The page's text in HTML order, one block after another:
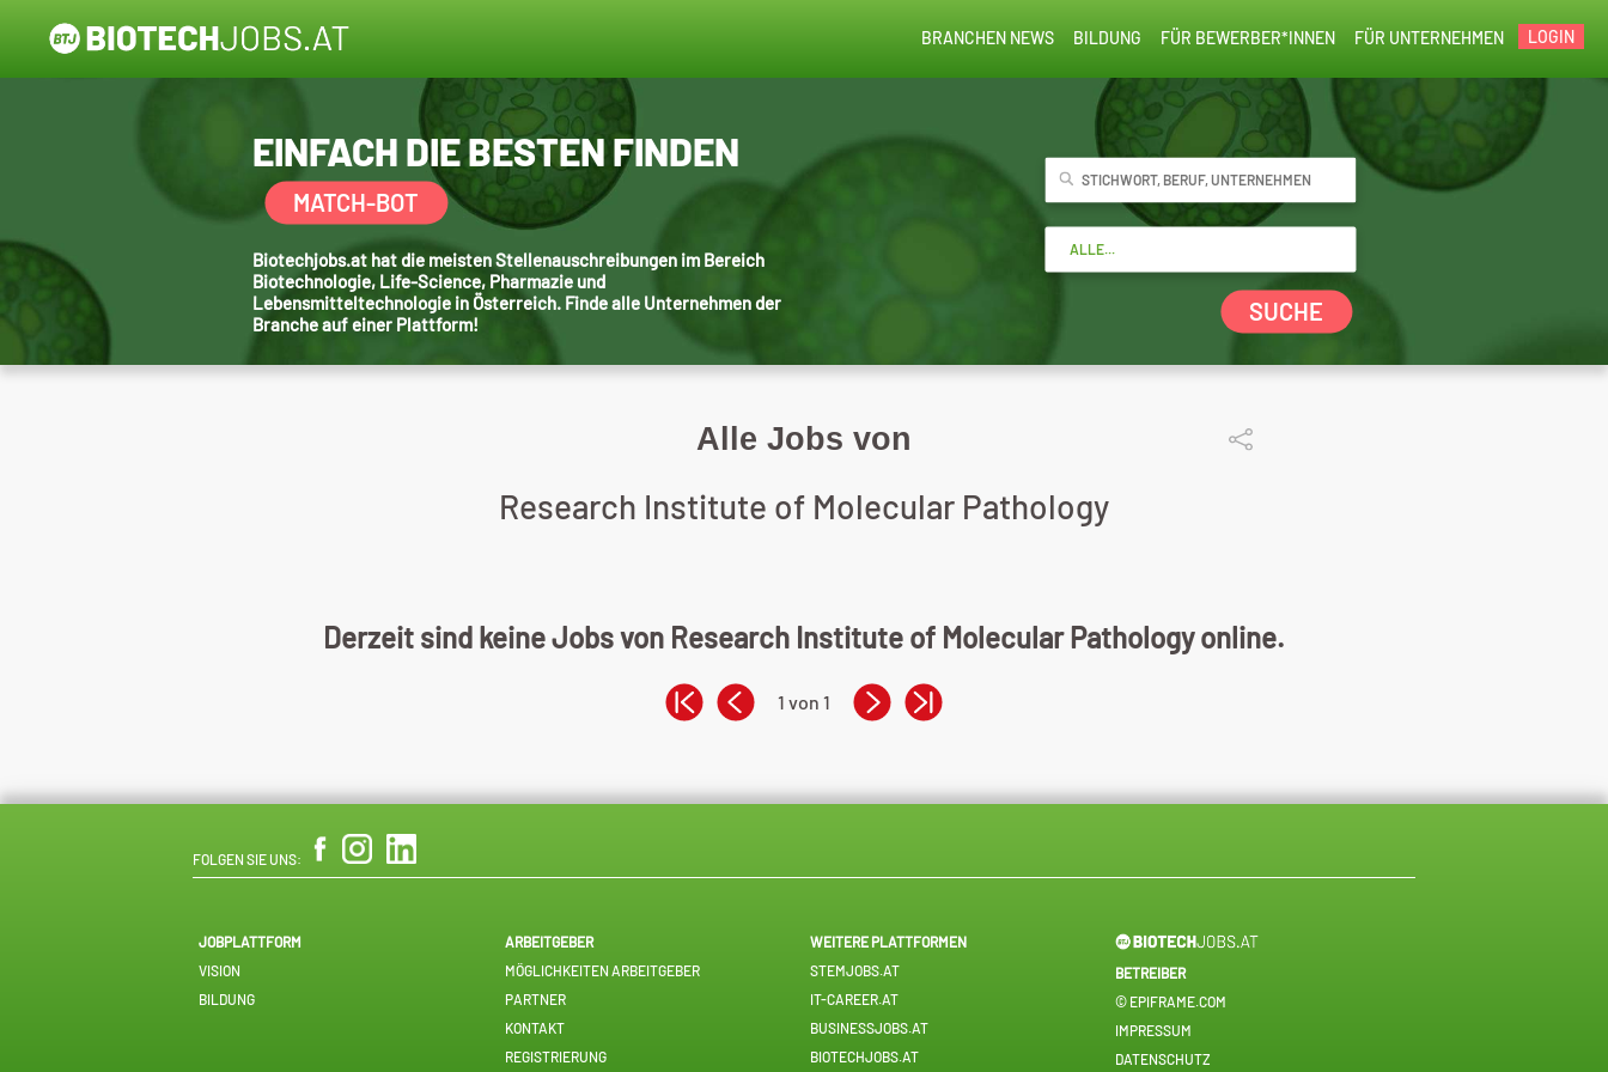
LOGIN
FÜR UNTERNEHMEN
FÜR BEWERBER*INNEN
BILDUNG
BRANCHEN NEWS
EINFACH DIE BESTEN FINDEN
MATCH-BOT
Biotechjobs.at hat die meisten Stellenauschreibungen im Bereich
Biotechnologie, Life-Science, Pharmazie und
Lebensmitteltechnologie in Österreich. Finde alle Unternehmen der
Branche auf einer Plattform!
SUCHE
Alle Jobs von
Research Institute of Molecular Pathology
Derzeit sind keine Jobs von Research Institute of Molecular Pathology online.
1 von 1
FOLGEN SIE UNS:
JOBPLATTFORM
VISION
BILDUNG
ARBEITGEBER
MÖGLICHKEITEN ARBEITGEBER
PARTNER
KONTAKT
REGISTRIERUNG
WEITERE PLATTFORMEN
STEMJOBS.AT
IT-CAREER.AT
BUSINESSJOBS.AT
BIOTECHJOBS.AT
BETREIBER
© EPIFRAME.COM
IMPRESSUM
DATENSCHUTZ